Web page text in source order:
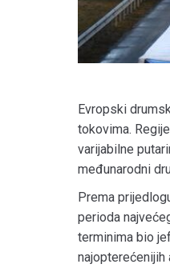
Evropski
tokovima.
varijabilne
međunarodni
Prema
perioda
terminima bio